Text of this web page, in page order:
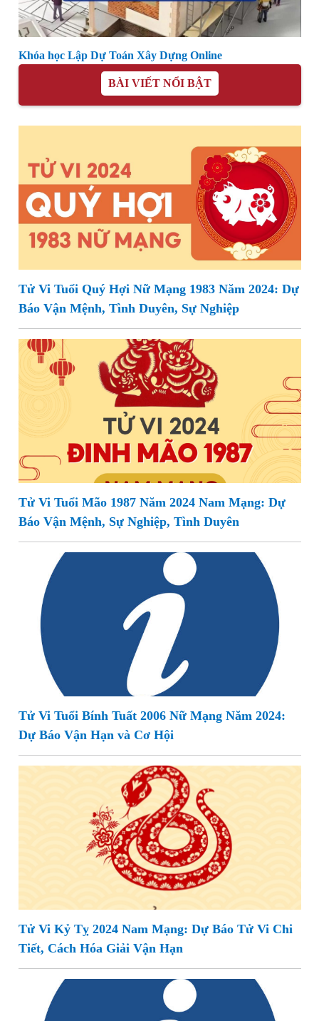
Khóa học Lập Dự Toán Xây Dựng Online
BÀI VIẾT NỔI BẬT
Tử Vi Tuổi Quý Hợi Nữ Mạng 1983 Năm 2024: Dự
Báo Vận Mệnh, Tình Duyên, Sự Nghiệp
Tử Vi Tuổi Mão 1987 Năm 2024 Nam Mạng: Dự
Báo Vận Mệnh, Sự Nghiệp, Tình Duyên
Tử Vi Tuổi Bính Tuất 2006 Nữ Mạng Năm 2024:
Dự Báo Vận Hạn và Cơ Hội
Tử Vi Kỷ Tỵ 2024 Nam Mạng: Dự Báo Tử Vi Chi
Tiết, Cách Hóa Giải Vận Hạn